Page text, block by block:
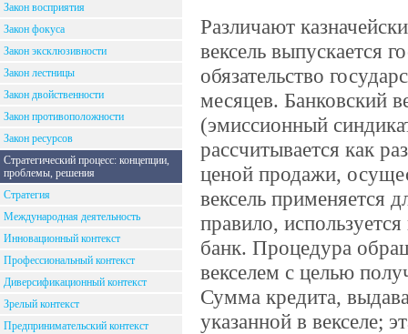
Закон восприятия
Закон фокуса
Закон эксклюзивности
Закон лестницы
Закон двойственности
Закон противоположности
Закон ресурсов
Стратегический процесс: концепции,
проблемы, решения
Стратегия
Международная деятельность
Инновационный контекст
Профессиональный контекст
Диверсификационный контекст
Зрелый контекст
Предпринимательский контекст
Различают
вексель выпускается
обязательство
месяцев. Банковский
(эмиссионный
рассчитывается как
ценой продажи,
вексель применяется
правило,
банк. Процедура
векселем с целью
Сумма кредита,
указанной в векселе;